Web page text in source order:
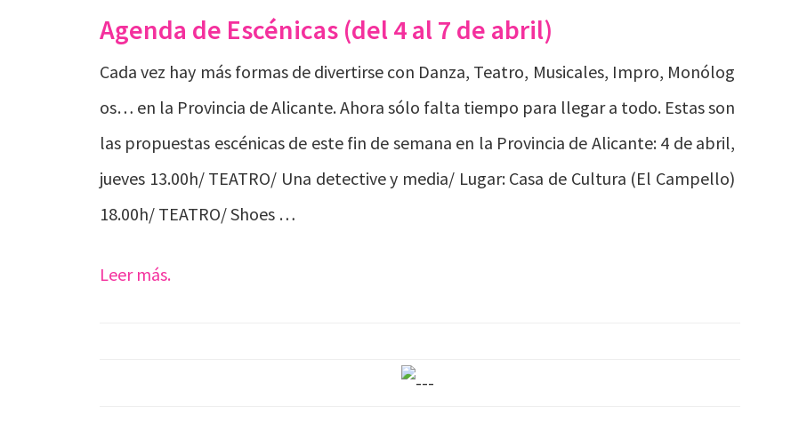
Agenda de Escénicas (del 4 al 7 de abril)
Cada vez hay más formas de divertirse con Danza, Teatro, Musicales, Impro, Monólog
os… en la Provincia de Alicante. Ahora sólo falta tiempo para llegar a todo. Estas son
las propuestas escénicas de este fin de semana en la Provincia de Alicante: 4 de abril,
jueves 13.00h/ TEATRO/ Una detective y media/ Lugar: Casa de Cultura (El Campello)
18.00h/ TEATRO/ Shoes …
Leer más.